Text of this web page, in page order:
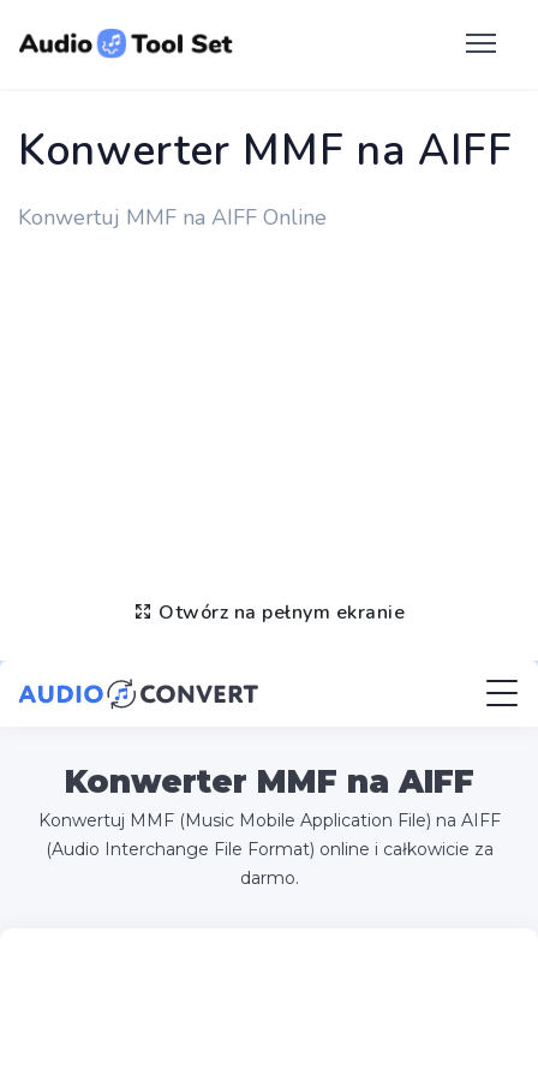
Konwerter MMF na AIFF
Konwertuj MMF na AIFF Online
Otwórz na pełnym ekranie